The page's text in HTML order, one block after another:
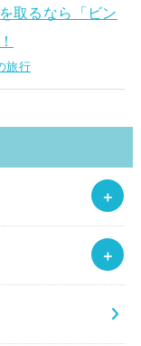
取るなら「ビン
旅行